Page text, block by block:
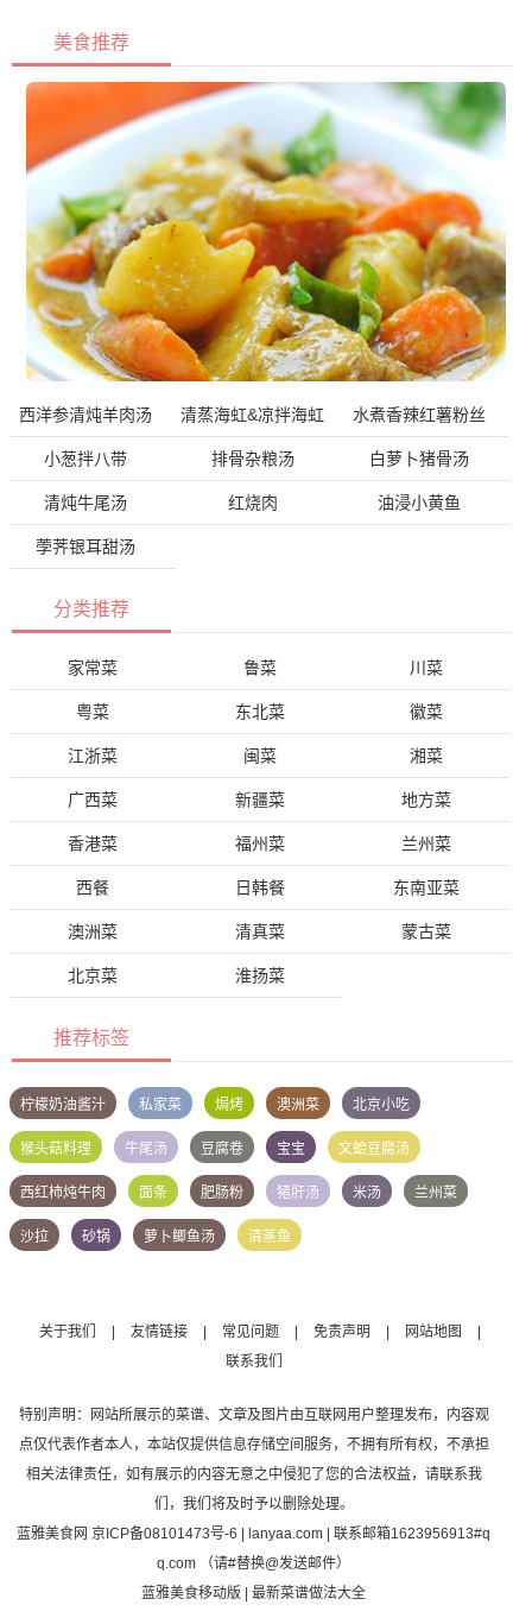
美食推荐
西洋参清炖羊肉汤 清蒸海虹&凉拌海虹 水煮香辣红薯粉丝
小葱拌八带 排骨杂粮汤 白萝卜猪骨汤
清炖牛尾汤 红烧肉 油浸小黄鱼
荸荠银耳甜汤
分类推荐
家常菜 鲁菜 川菜
粤菜 东北菜 徽菜
江浙菜 闽菜 湘菜
广西菜 新疆菜 地方菜
香港菜 福州菜 兰州菜
西餐 日韩餐 东南亚菜
澳洲菜 清真菜 蒙古菜
北京菜 淮扬菜
推荐标签
柠檬奶油酱汁 私家菜 焗烤 澳洲菜 北京小吃
猴头菇料理 牛尾汤 豆腐卷 宝宝 文蛤豆腐汤
西红柿炖牛肉 面条 肥肠粉 猪肝汤 米汤 兰州菜
沙拉 砂锅 萝卜鲫鱼汤 清蒸鱼
关于我们 | 友情链接 | 常见问题 | 免责声明 | 网站地图
|
联系我们
特别声明：网站所展示的菜谱、文章及图片由互联网用户整理发布，内容观
点仅代表作者本人，本站仅提供信息存储空间服务，不拥有所有权，不承担
相关法律责任，如有展示的内容无意之中侵犯了您的合法权益，请联系我
们，我们将及时予以删除处理。
蓝雅美食网 京ICP备08101473号-6 | lanyaa.com | 联系邮箱1623956913#q
q.com （请#替换@发送邮件）
蓝雅美食移动版 | 最新菜谱做法大全